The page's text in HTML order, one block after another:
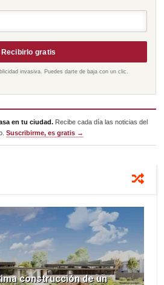
Recibirlo gratis
invasiva. Puedes darte de baja con un clic.
en tu ciudad. Recibe cada día las noticias del
Suscribirme, es gratis →
construcción de un